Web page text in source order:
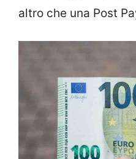
altro che una Post